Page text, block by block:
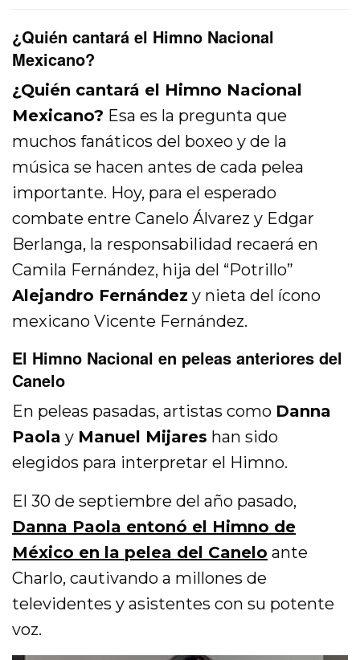
¿Quién cantará el Himno Nacional
Mexicano?
¿Quién cantará el Himno Nacional
Mexicano? Esa es la pregunta que
muchos fanáticos del boxeo y de la
música se hacen antes de cada pelea
importante. Hoy, para el esperado
combate entre Canelo Álvarez y Edgar
Berlanga, la responsabilidad recaerá en
Camila Fernández, hija del “Potrillo”
Alejandro Fernández y nieta del ícono
mexicano Vicente Fernández.
El Himno Nacional en peleas anteriores del
Canelo
En peleas pasadas, artistas como Danna
Paola y Manuel Mijares han sido
elegidos para interpretar el Himno.
El 30 de septiembre del año pasado,
Danna Paola entonó el Himno de
México en la pelea del Canelo ante
Charlo, cautivando a millones de
televidentes y asistentes con su potente
voz.